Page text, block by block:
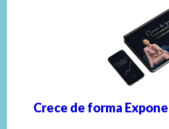
Crece de forma